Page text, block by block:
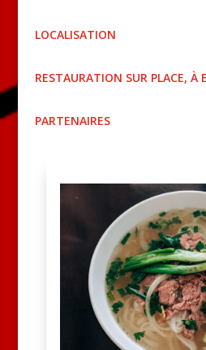
LOCALISATION
RESTAURATION SUR PLACE, À
PARTENAIRES